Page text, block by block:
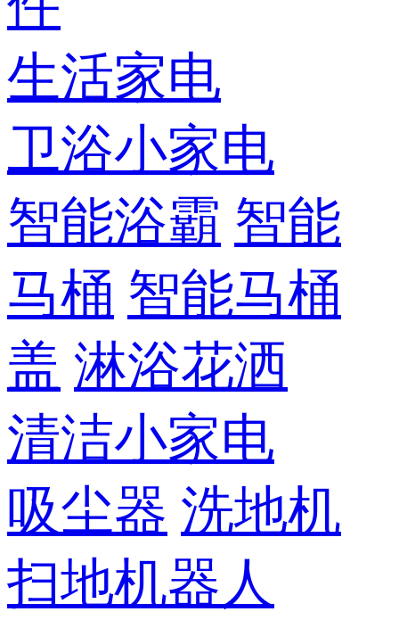
生活家电
卫浴小家电
智能浴霸 智能
马桶 智能马桶
盖 淋浴花洒
清洁小家电
吸尘器 洗地机
扫地机器人